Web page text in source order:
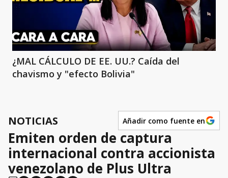
¿MAL CÁLCULO DE EE. UU.? Caída del
chavismo y "efecto Bolivia"
NOTICIAS Añadir como fuente en
Emiten orden de captura
internacional contra accionista
venezolano de Plus Ultra